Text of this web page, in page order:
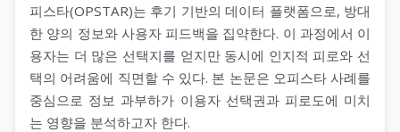
피스타(OPSTAR)는 후기 기반의 데이터 플랫폼으로, 방대
한 양의 정보와 사용자 피드백을 집약한다. 이 과정에서 이
용자는 더 많은 선택지를 얻지만 동시에 인지적 피로와 선
택의 어려움에 직면할 수 있다. 본 논문은 오피스타 사례를
중심으로 정보 과부하가 이용자 선택권과 피로도에 미치
는 영향을 분석하고자 한다.